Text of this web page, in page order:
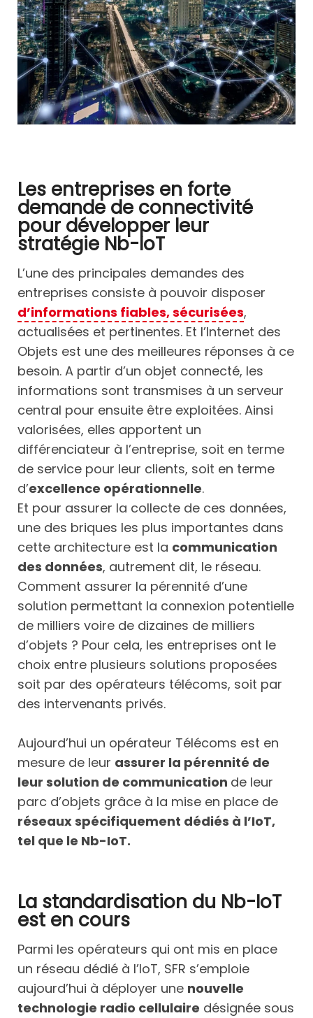
Les entreprises en forte
demande de connectivité
pour développer leur
stratégie Nb-IoT
L’une des principales demandes des
entreprises consiste à pouvoir disposer
d’informations fiables, sécurisées,
actualisées et pertinentes. Et l’Internet des
Objets est une des meilleures réponses à ce
besoin. A partir d’un objet connecté, les
informations sont transmises à un serveur
central pour ensuite être exploitées. Ainsi
valorisées, elles apportent un
différenciateur à l’entreprise, soit en terme
de service pour leur clients, soit en terme
d’excellence opérationnelle.
Et pour assurer la collecte de ces données,
une des briques les plus importantes dans
cette architecture est la communication
des données, autrement dit, le réseau.
Comment assurer la pérennité d’une
solution permettant la connexion potentielle
de milliers voire de dizaines de milliers
d’objets ? Pour cela, les entreprises ont le
choix entre plusieurs solutions proposées
soit par des opérateurs télécoms, soit par
des intervenants privés.
Aujourd’hui un opérateur Télécoms est en
mesure de leur assurer la pérennité de
leur solution de communication de leur
parc d’objets grâce à la mise en place de
réseaux spécifiquement dédiés à l’IoT,
tel que le Nb-IoT.
La standardisation du Nb-IoT
est en cours
Parmi les opérateurs qui ont mis en place
un réseau dédié à l’IoT, SFR s’emploie
aujourd’hui à déployer une nouvelle
technologie radio cellulaire désignée sous